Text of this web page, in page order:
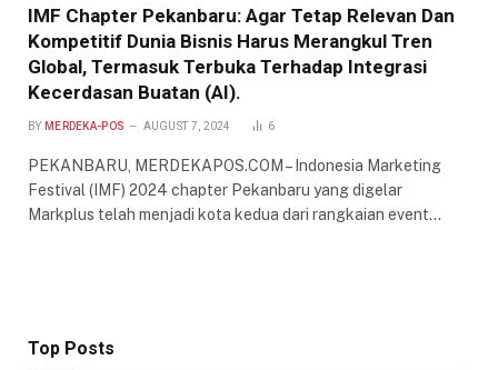
IMF Chapter Pekanbaru: Agar Tetap Relevan Dan
Kompetitif Dunia Bisnis Harus Merangkul Tren
Global, Termasuk Terbuka Terhadap Integrasi
Kecerdasan Buatan (AI).
BY MERDEKA-POS AUGUST 7, 2024 6
PEKANBARU, MERDEKAPOS.COM – Indonesia Marketing
Festival (IMF) 2024 chapter Pekanbaru yang digelar
Markplus telah menjadi kota kedua dari rangkaian event…
Top Posts